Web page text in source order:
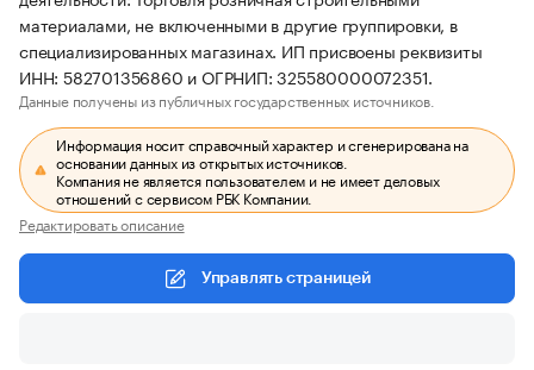
материалами, не включенными в другие группировки, в
специализированных магазинах. ИП присвоены реквизиты
ИНН: 582701356860 и ОГРНИП: 325580000072351.
Данные получены из публичных государственных источников.
Информация носит справочный характер и сгенерирована на
основании данных из открытых источников.
Компания не является пользователем и не имеет деловых
отношений с сервисом РБК Компании.
Редактировать описание
Управлять страницей